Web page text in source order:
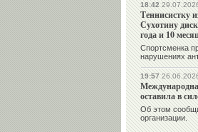
18:42
Теннисистку
Сухотину
года и 10
Спортсменка
нарушениях
19:57
оставила в
Об этом
организации.